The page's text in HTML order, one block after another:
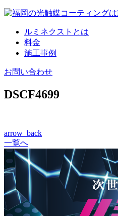
コ
ルミネクストとは
料金
施工事例
お問い合わせ
DSCF4699
arrow_back
一覧へ